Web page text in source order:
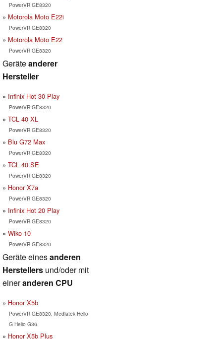
PowerVR GE8320
Motorola Moto E22i
PowerVR GE8320
Motorola Moto E22
PowerVR GE8320
Geräteanderer
Hersteller
Infinix Hot 30 Play
PowerVR GE8320
TCL 40 XL
PowerVR GE8320
Blu G72 Max
PowerVR GE8320
TCL 40 SE
PowerVR GE8320
Honor X7a
PowerVR GE8320
Infinix Hot 20 Play
PowerVR GE8320
Wiko 10
PowerVR GE8320
Geräte einesanderen
Herstellers und/oder mit
eineranderen CPU
Honor X5b
PowerVR GE8320, Mediatek Helio
G Helio G36
Honor X5b Plus